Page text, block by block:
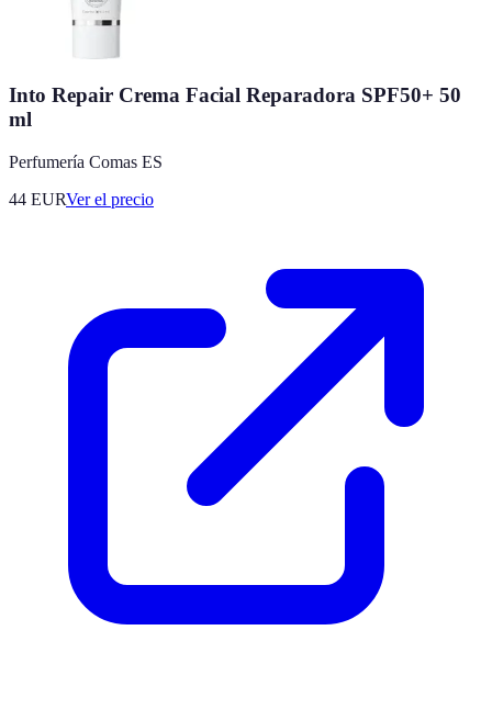
Into Repair Crema Facial Reparadora SPF50+ 50
ml
Perfumería Comas ES
44 EURVer el precio